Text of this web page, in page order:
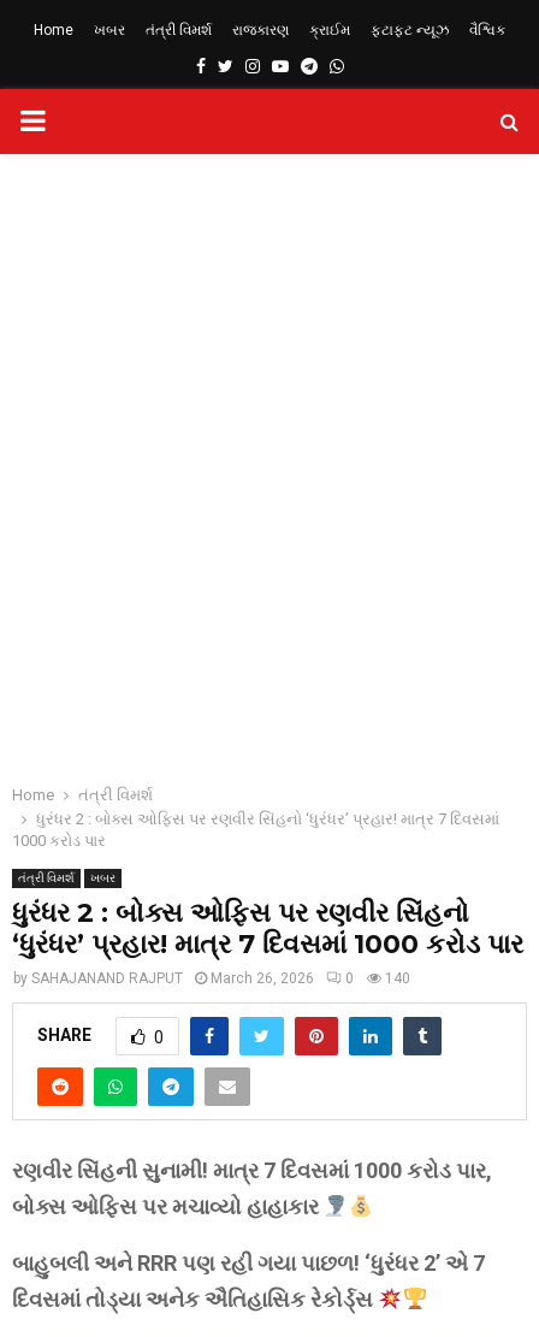
Home ખબર તંત્રી વિમર્શ રાજકારણ ક્રાઈમ ફટાફટ ન્યૂઝ વૈશ્વિક
Facebook
TwitterInstagram
YoutubeTelegram
Whatsapp
PRIMARY
Home
તંત્રી વિમર્શ
ધુરંધર 2 : બોક્સ ઓફિસ પર રણવીર સિંહનો ‘ધુરંધર’ પ્રહાર! માત્ર 7 દિવસમાં
1000 કરોડ પાર
તંત્રી વિમર્શ ખબર
ધુરંધર 2 : બોક્સ ઓફિસ પર રણવીર સિંહનો
‘ધુરંધર’ પ્રહાર! માત્ર 7 દિવસમાં 1000 કરોડ પાર
by SAHAJANAND RAJPUT March 26, 2026 0 140
SHARE 0
રણવીર સિંહની સુનામી! માત્ર 7 દિવસમાં 1000 કરોડ પાર,
બોક્સ ઓફિસ પર મચાવ્યો હાહાકાર
બાહુબલી અને RRR પણ રહી ગયા પાછળ! ‘ધુરંધર 2’ એ 7
દિવસમાં તોડ્યા અનેક ઐતિહાસિક રેકોર્ડ્સ